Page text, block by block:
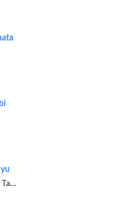
Wakabayashi Takumi